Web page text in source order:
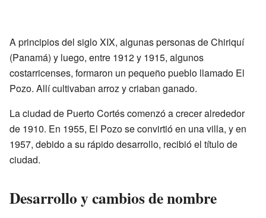
A principios del siglo XIX, algunas personas de Chiriquí
(Panamá) y luego, entre 1912 y 1915, algunos
costarricenses, formaron un pequeño pueblo llamado El
Pozo. Allí cultivaban arroz y criaban ganado.
La ciudad de Puerto Cortés comenzó a crecer alrededor
de 1910. En 1955, El Pozo se convirtió en una villa, y en
1957, debido a su rápido desarrollo, recibió el título de
ciudad.
Desarrollo y cambios de nombre